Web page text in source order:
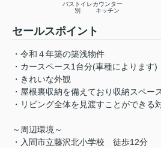
バストイレ
別
カウンター
キッチン
セールスポイント
・令和４年築の築浅物件
・カースペース1台分(車種によります)
・きれいな外観
・屋根裏収納を備えており収納スペー
・リビング全体を見渡すことができる
～周辺環境～
・入間市立藤沢北小学校 徒歩12分